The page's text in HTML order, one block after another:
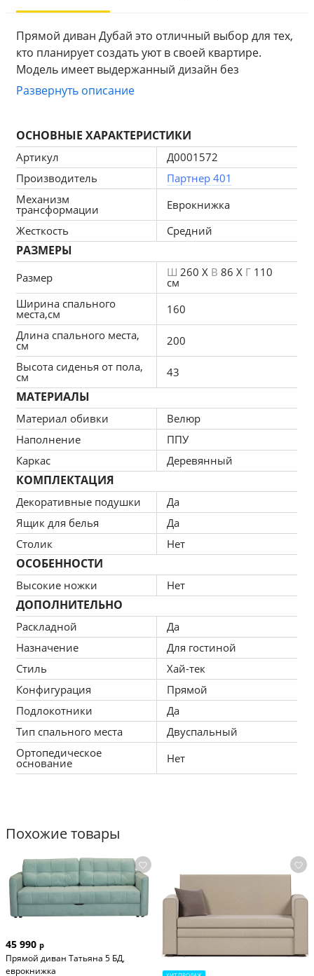
Прямой диван Дубай это отличный выбор для тех,
кто планирует создать уют в своей квартире.
Модель имеет выдержанный дизайн без
элементов, которые перегружают её. С каждой
итд.
Механизм трансформации. Еврокнижка. Прост в
использовании, разложить его можно даже с
помощью одной руки.
Преимущества модели:
1.Просторное спальное место.
2.Возможность ежедневно эксплуатировать
механизм трансформации.
3.Каркас из экологически чистых материалов.
Габаритные размеры: 2600х1100х850 мм
Спальное место: 2000х1600 мм.
Высота от пола: 430 мм
Механизм раскладки: еврокнижка
Материал обивки: велюр+экокожа
Материал каркаса: дерево+ДВП, ДСП, ЛДСП
Ящик для хранения:да
В стоимость включено: 9 подушек
Наполнитель: ППУ
За дополнительную плату, вы сможете воспользоваться
следующими функциями:
Установка независимого пружинного блока (модель будет
иметь ортопедический эффект, что благоприятно скажется на
вашем здоровье,+ 9590)
Наполнение подушек из холофайбера (материал
одновременно упругий и легкий, сохраняет долгое время
форму:+ 5290 руб)
Наполнение декоративных подушек из холофайбера (такое
наполнение позволит дольше сохранять форму, 2шт. + 2590
руб)
Дополнительные декоративные подушки (1шт 45*45 см): 2590
руб
Срок гарантии: 12 месяцев
Развернуть описание
ОСНОВНЫЕ ХАРАКТЕРИСТИКИ
Артикул
Д0001572
Производитель
Партнер 401
Механизм
трансформации
Еврокнижка
Жесткость
Средний
РАЗМЕРЫ
Размер Ш 260 X В 86 X Г 110
см
Ширина спального
места,см
160
Длина спального места,
см
200
Высота сиденья от пола,
см 43
МАТЕРИАЛЫ
Материал обивки
Велюр
Наполнение
ППУ
Каркас
Деревянный
КОМПЛЕКТАЦИЯ
Декоративные подушки
Да
Ящик для белья
Да
Столик
Нет
ОСОБЕННОСТИ
Высокие ножки Нет
ДОПОЛНИТЕЛЬНО
Раскладной
Да
Назначение
Для гостиной
Стиль
Хай-тек
Конфигурация
Прямой
Подлокотники
Да
Тип спального места
Двуспальный
Ортопедическое
основание Нет
Похожие товары
45 990 р
Прямой диван Татьяна 5 БД,
еврокнижка